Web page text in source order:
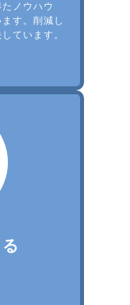
ノウハウ
す。削減し
ています。